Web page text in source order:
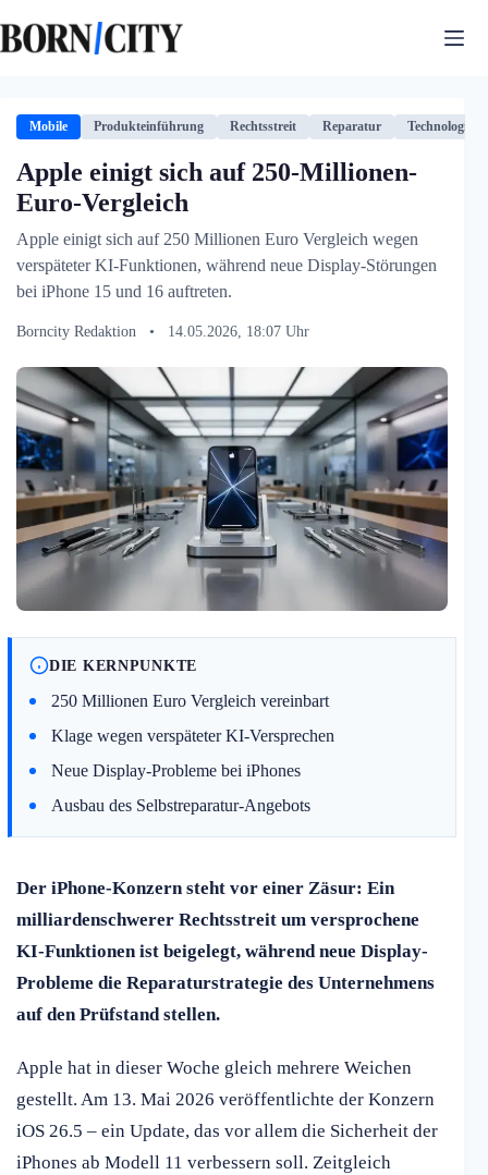
Inhalt
springen
Mobile Produkteinführung Rechtsstreit Reparatur Technologie
Apple einigt sich auf 250-Millionen-
Euro-Vergleich
Apple einigt sich auf 250 Millionen Euro Vergleich wegen
verspäteter KI-Funktionen, während neue Display-Störungen
bei iPhone 15 und 16 auftreten.
Borncity Redaktion • 14.05.2026, 18:07 Uhr
DIE KERNPUNKTE
250 Millionen Euro Vergleich vereinbart
Klage wegen verspäteter KI-Versprechen
Neue Display-Probleme bei iPhones
Ausbau des Selbstreparatur-Angebots
Der iPhone-Konzern steht vor einer Zäsur: Ein
milliardenschwerer Rechtsstreit um versprochene
KI-Funktionen ist beigelegt, während neue Display-
Probleme die Reparaturstrategie des Unternehmens
auf den Prüfstand stellen.
Apple hat in dieser Woche gleich mehrere Weichen
gestellt. Am 13. Mai 2026 veröffentlichte der Konzern
iOS 26.5 – ein Update, das vor allem die Sicherheit der
iPhones ab Modell 11 verbessern soll. Zeitgleich